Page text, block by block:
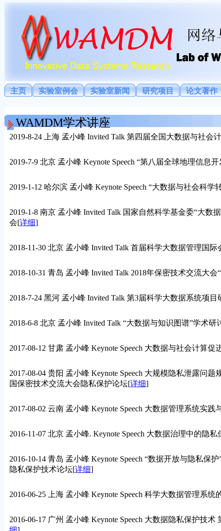
主页 实验室例会 实验室新闻 研究项目 论文著作
WAMDM学术讲座
2019-8-24 上海 孟小峰 Invited Talk 第四届全国大数据与社会
2019-7-9 北京 孟小峰 Keynote Speech “第八届全球地理信息
2019-1-12 哈尔滨 孟小峰 Keynote Speech “大数据与社会科
2019-1-8 南京 孟小峰 Invited Talk 国家自然科学基金委“大
会[详细]
2018-11-30 北京 孟小峰 Invited Talk 首届科学大数据管理国际
2018-10-31 青岛 孟小峰 Invited Talk 2018年保密技术交流大
2018-7-24 黑河 孟小峰 Invited Talk 第3届科学大数据系统项目
2018-6-8 北京 孟小峰 Invited Talk “大数据与知识图谱”学术研
2017-08-12 甘肃 孟小峰 Keynote Speech 大数据与社会计算
2017-08-04 贵阳 孟小峰 Keynote Speech 大规模隐私泄露问
国保密技术交流大会隐私保护论坛[详细]
2017-08-02 云南 孟小峰 Keynote Speech 大数据管理系统实
2016-11-07 北京 孟小峰. Keynote Speech 大数据治理中的隐
2016-10-14 青岛 孟小峰 Keynote Speech “数据开放与隐私
隐私保护技术论坛[详细]
2016-06-25 上海 孟小峰 Keynote Speech 科学大数据管理系
2016-06-17 广州 孟小峰 Keynote Speech 大数据隐私保护技